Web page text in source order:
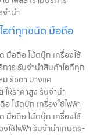
อย่างดี อย่าเสียบ
ด้ทันทีหากมี
ำนำ
อทีทุกชนิด มือถือ
มือถือ โน้ตบุ๊ก เครื่องใช้
าร รับจำนำสินค้าไอทีทุก
รัชดา บางแค
ห้ราคาสูง รับจำนำ
โน้ตบุ๊ก เครื่องใช้ไฟฟ้า
มือถือ โน้ตบุ๊ก เครื่องใช้
ใช้ไฟฟ้า รับจำนำเกษตร-